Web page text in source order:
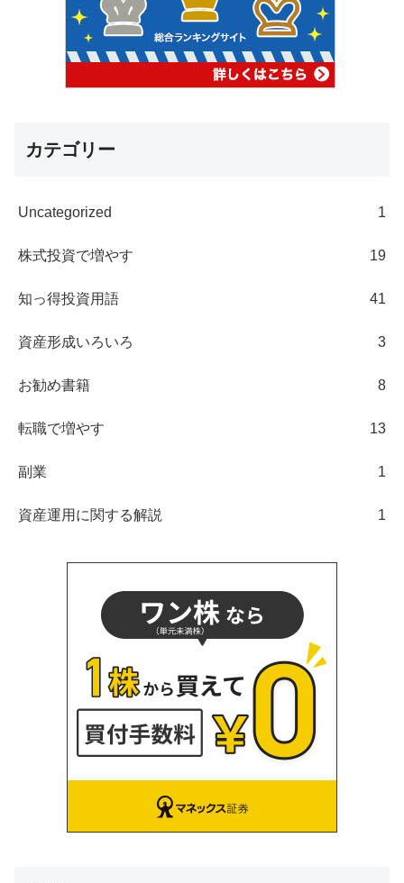
カテゴリー
Uncategorized 1
株式投資で増やす 19
知っ得投資用語 41
資産形成いろいろ 3
お勧め書籍 8
転職で増やす 13
副業 1
資産運用に関する解説 1